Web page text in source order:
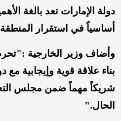
دولة الإمارات تعد بالغة
أساسياً في استقرار
وأضاف وزير الخارجية
بناء علاقة قوية وإيجابية مع
شريكاً مهماً ضمن مجلس
الحال."